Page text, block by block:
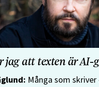
jag att texten är AI-
Många som